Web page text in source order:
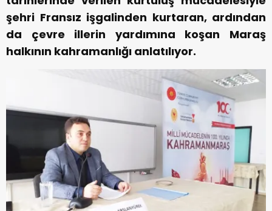
şehri Fransız işgalinden kurtaran, ardından
da çevre illerin yardımına koşan Maraş
halkının kahramanlığı anlatılıyor.